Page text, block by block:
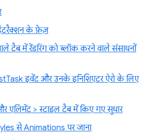
इंटरैक्शन के फ़ेज़
टैब में रेंडरिंग को ब्लॉक करने वाले संसाधनों
इवेंट और उनके इनिशिएटर ऐरो के लिए
एलिमेंट > स्टाइल टैब में किए गए सुधार
से Animations पर जाना